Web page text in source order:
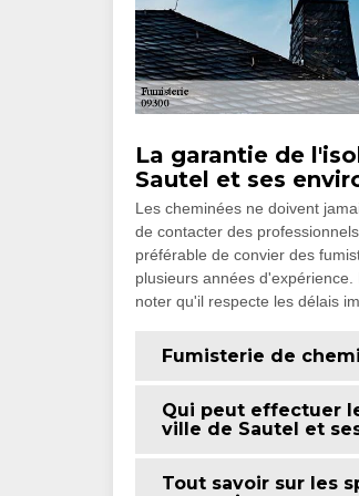
La garantie de
Sautel et ses
Les cheminées ne doivent
de contacter des
préférable de convier des
plusieurs années
noter qu'il respecte les délais
Fumisterie de
Qui peut effectuer
ville de Sautel et
Tout savoir sur les